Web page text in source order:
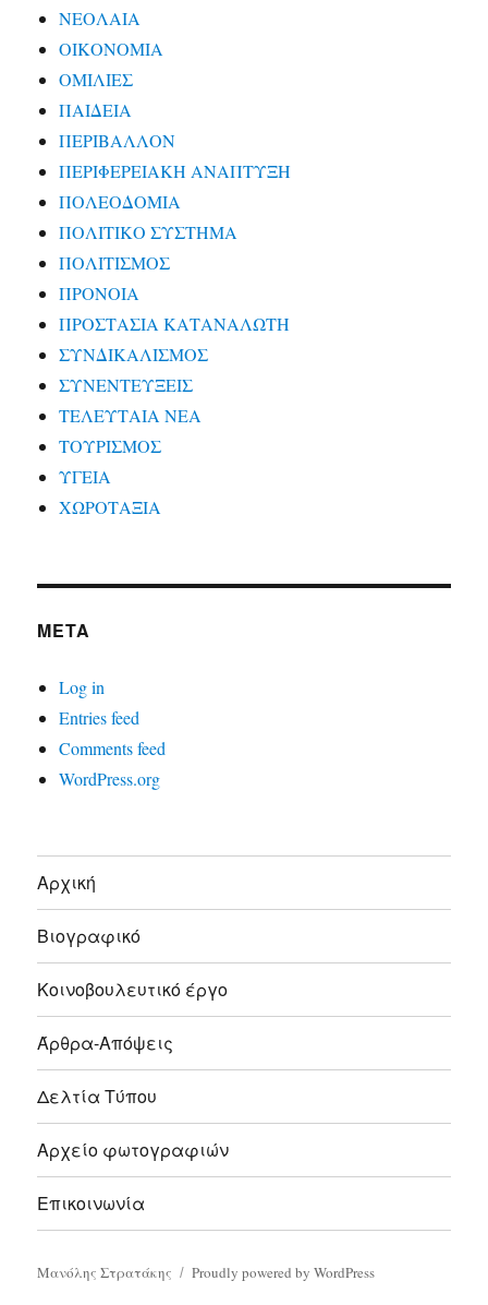
ΝΕΟΛΑΙΑ
ΟΙΚΟΝΟΜΙΑ
ΟΜΙΛΙΕΣ
ΠΑΙΔΕΙΑ
ΠΕΡΙΒΑΛΛΟΝ
ΠΕΡΙΦΕΡΕΙΑΚΗ ΑΝΑΠΤΥΞΗ
ΠΟΛΕΟΔΟΜΙΑ
ΠΟΛΙΤΙΚΟ ΣΥΣΤΗΜΑ
ΠΟΛΙΤΙΣΜΟΣ
ΠΡΟΝΟΙΑ
ΠΡΟΣΤΑΣΙΑ ΚΑΤΑΝΑΛΩΤΗ
ΣΥΝΔΙΚΑΛΙΣΜΟΣ
ΣΥΝΕΝΤΕΥΞΕΙΣ
ΤΕΛΕΥΤΑΙΑ ΝΕΑ
ΤΟΥΡΙΣΜΟΣ
ΥΓΕΙΑ
ΧΩΡΟΤΑΞΙΑ
META
Log in
Entries feed
Comments feed
WordPress.org
Αρχική
Βιογραφικό
Κοινοβουλευτικό έργο
Άρθρα-Απόψεις
Δελτία Τύπου
Αρχείο φωτογραφιών
Επικοινωνία
Μανόλης Στρατάκης Proudly powered by WordPress